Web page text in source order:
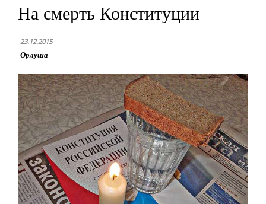
На смерть Конституции
23.12.2015
Орлуша